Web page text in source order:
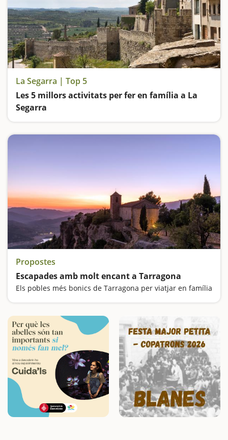
La Segarra | Top 5
Les 5 millors activitats per fer en família a La
Segarra
Propostes
Escapades amb molt encant a Tarragona
Els pobles més bonics de Tarragona per viatjar en família